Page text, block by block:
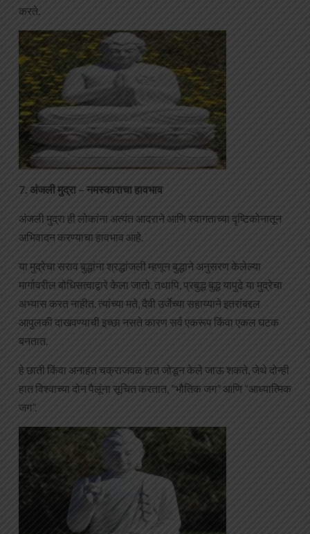
करते.
7. अंजली मुद्रा – नमस्काराचा हावभाव
अंजली मुद्रा ही लोकांना अत्यंत आदराने आणि स्वागताच्या दृष्टिकोनातून
अभिवादन करण्याचा हावभाव आहे.
या मुद्रेचा सराव बुद्धांना श्रद्धांजली म्हणून बुद्धाने अनुसरण केलेल्या
मार्गावरील बोधिसत्वाद्वारे केला जातो. तथापि, प्रबुद्ध बुद्ध यापुढे या मुद्रेचा
अभ्यास करत नाहीत. त्यांच्या मते, दैवी उर्जेच्या सहाय्याने इतरांबद्दल
आपुलकी दाखवण्याची इच्छा नसते कारण सर्व एकरूप किंवा एकल घटक
बनतात.
हे छाती किंवा अनाहत चक्राजवळ हात जोडून केले जाऊ शकते, जेथे दोन्ही
हात विश्वाच्या दोन पैलूंना सूचित करतात, “भौतिक जग” आणि “आध्यात्मिक
जग”.